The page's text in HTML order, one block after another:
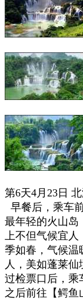
第6天4月23日
早餐后，乘车
最年轻的火山岛
上不但气候宜
季如春，气候温
人，美如蓬莱仙
过检票口后，乘
之后前往【鳄鱼